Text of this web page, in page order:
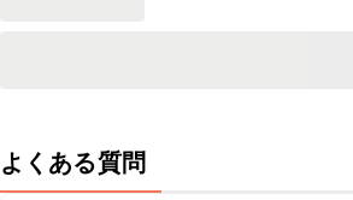
よくある質問